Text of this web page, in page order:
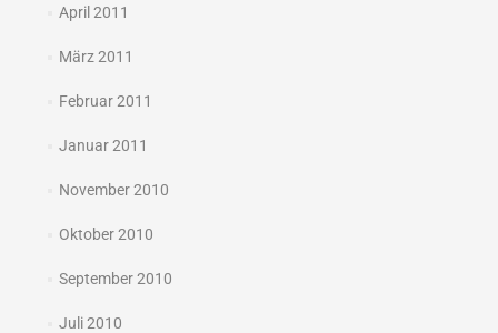
April 2011
März 2011
Februar 2011
Januar 2011
November 2010
Oktober 2010
September 2010
Juli 2010